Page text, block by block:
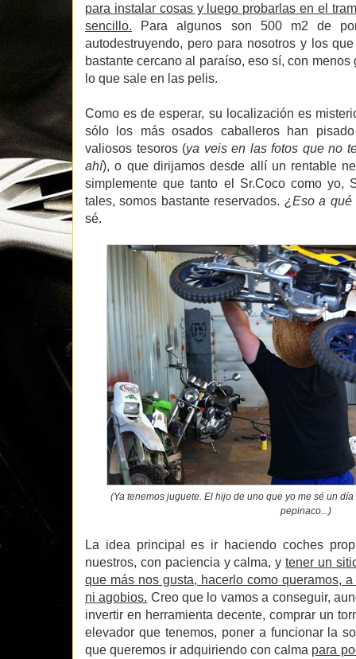
para instalar cosas y luego probarlas en el
sencillo. Para algunos son 500 m2 de
autodestruyendo, pero para nosotros y los
bastante cercano al paraíso, eso sí, con
lo que sale en las pelis.
Como es de esperar, su localización es
sólo los más osados caballeros han
valiosos tesoros (ya veis en las fotos que no
ahí), o que dirijamos desde allí un rentable
simplemente que tanto el Sr.Coco como yo,
tales, somos bastante reservados. ¿Eso a
sé.
(Ya tenemos juguete. El hijo de uno que yo me sé un
pepinaco...)
La idea principal es ir haciendo coches
nuestros, con paciencia y calma, ytener un
que más nos gusta, hacerlo como queramos,
ni agobios. Creo que lo vamos a conseguir,
invertir en herramienta decente, comprar un
elevador que tenemos, poner a funcionar la
que queremos ir adquiriendo con calma para